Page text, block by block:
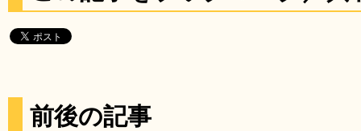
前後の記事